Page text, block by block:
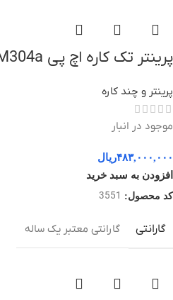
پرینتر تک کاره اچ پی M304a
پرینتر و چند کاره
موجود در انبار
۴۸۳,۰۰۰,۰۰۰ریال
افزودن به سبد خرید
کد محصول: 3551
گارانتی گارانتی معتبر یک ساله